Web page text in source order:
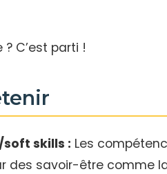
C’est parti !
skills : Les
des savoir-être comme